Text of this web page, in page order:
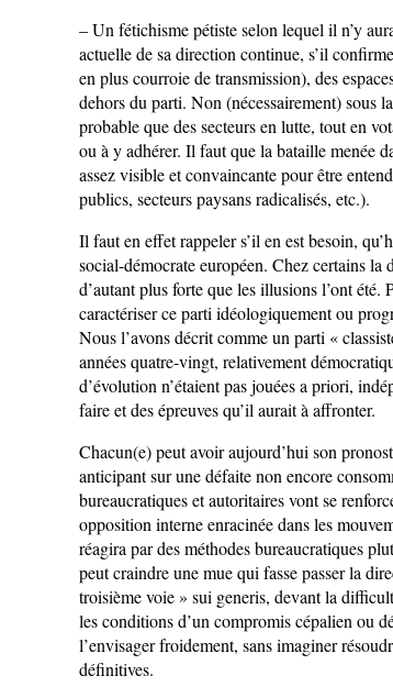
– Un fétichisme pétiste selon lequel il n’y
actuelle de sa direction continue, s’il
en plus courroie de transmission), des
dehors du parti. Non (nécessairement) sous
probable que des secteurs en lutte, tout en
ou à y adhérer. Il faut que la bataille menée
assez visible et convaincante pour être
publics, secteurs paysans radicalisés, etc.).
Il faut en effet rappeler s’il en est besoin,
social-démocrate européen. Chez certains
d’autant plus forte que les illusions l’ont
caractériser ce parti idéologiquement ou
Nous l’avons décrit comme un parti «
années quatre-vingt, relativement
d’évolution n’étaient pas jouées a priori,
faire et des épreuves qu’il aurait à affronter.
Chacun(e) peut avoir aujourd’hui son
anticipant sur une défaite non encore
bureaucratiques et autoritaires vont se
opposition interne enracinée dans les
réagira par des méthodes bureaucratiques
peut craindre une mue qui fasse passer la
troisième voie » sui generis, devant la
les conditions d’un compromis cépalien ou
l’envisager froidement, sans imaginer
définitives.